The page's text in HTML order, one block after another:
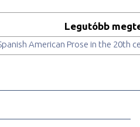
Legutóbb
Spanish American Prose in the 20th